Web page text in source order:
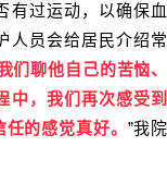
有过运动，以确保
人员会给居民介绍
们聊他自己的苦恼
中，我们再次感受
的感觉真好。 ”我